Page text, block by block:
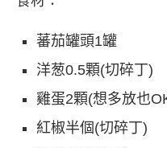
蕃茄罐頭1罐
洋葱0.5顆(切碎丁)
雞蛋2顆(想多放也
紅椒半個(切碎丁)